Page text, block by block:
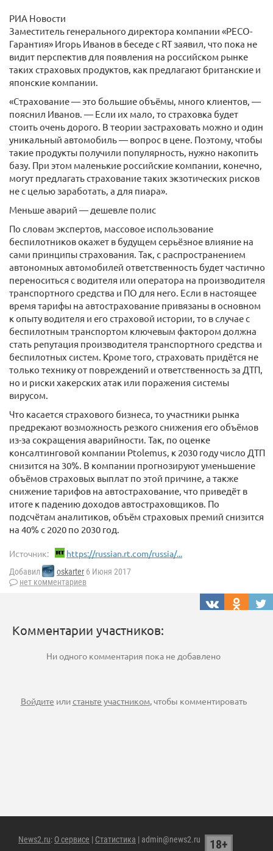
РИА Новости
Заместитель генерального директора компании «РЕСО-
Гарантия» Игорь Иванов в беседе с RT заявил, что пока не
видит перспектив для появления на российском рынке
таких страховых продуктов, как предлагают британские и
японские компании.
«Страхование — это большие объёмы, много клиентов, —
пояснил Иванов. — Если их мало, то страховка будет
стоить очень дорого. В теории застраховать можно и один
уникальный автомобиль — вопрос в цене. Поэтому, чтобы
такие продукты получили популярность, нужно накопить
базу. При этом маленькие российские компании, конечно,
могут предлагать страхование таких экзотических рисков
не с целью заработать, а для пиара».
Меньше аварий — дешевле полис
По словам экспертов, массовое использование
беспилотников окажет в будущем серьёзное влияние на
сами принципы страхования. Так, с распространением
автономных автомобилей ответственность будет частично
переноситься с водителя или оператора на производителя
транспортного средства и ПО для него. Если в настоящее
время тарифы на автострахование привязаны в основном
к опыту водителя и его страховой истории, то в случае с
беспилотным транспортом ключевым фактором должна
стать репутация производителя транспортного средства и
беспилотных систем. Кроме того, страховать придётся не
только технику от повреждений и ответственность за ДТП,
но и риски хакерских атак или поражения системы
вирусом.
Что касается страхового бизнеса, то участники рынка
предрекают возможность резкого снижения его объёмов
из-за сокращения аварийности. Так, по оценке
консалтинговой компании Ptolemus, к 2030 году число ДТП
снизится на 30%. В компании прогнозируют уменьшение
объёмов страховых выплат по этой причине, а также
снижение тарифов на автострахование, что приведёт в
итоге к падению доходов автостраховщиков. По
подсчётам аналитиков, объём страховых премий снизится
на 40% с 2020 по 2030 год.
Источник: https://russian.rt.com/russia/...
Добавил oskarter 6 Июня 2017
нет комментариев
Комментарии участников:
Ни одного комментария пока не добавлено
Войдите илистаньте участником, чтобы комментировать
News2.ru: О сервисе | Статистика | admin@news2.ru 18+